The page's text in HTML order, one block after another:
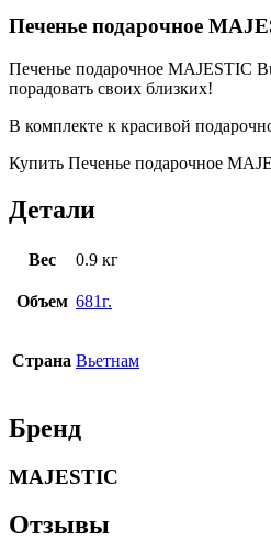
Печенье подарочное
Печенье подарочное MAJESTIC
порадовать своих близких!
В комплекте к красивой
Купить Печенье подарочное
Детали
Вес 0.9 кг
Объем 681г.
Страна Вьетнам
Бренд
MAJESTIC
Отзывы